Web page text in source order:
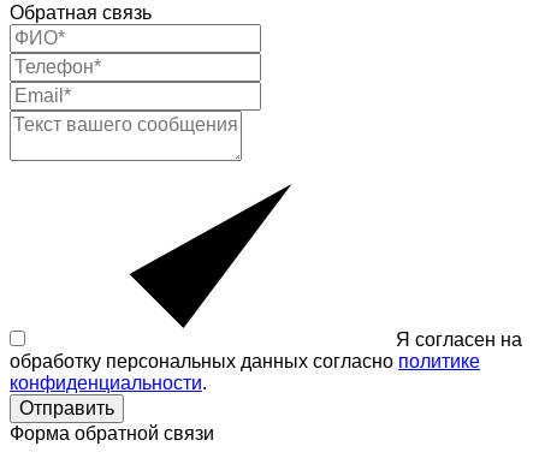
Обратная связь
Я согласен на
обработку персональных данных согласно политике
конфиденциальности.
Отправить
Форма обратной связи